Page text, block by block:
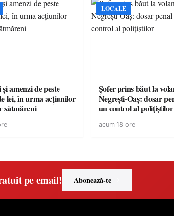
amenzi de peste
lei, în urma acțiunilor
sătmăreni
LOCALE
Șofer prins băut la
Negrești-Oaș: dosar
un control al polițiștilor
acum 18 ore
pe email! Abonează-te